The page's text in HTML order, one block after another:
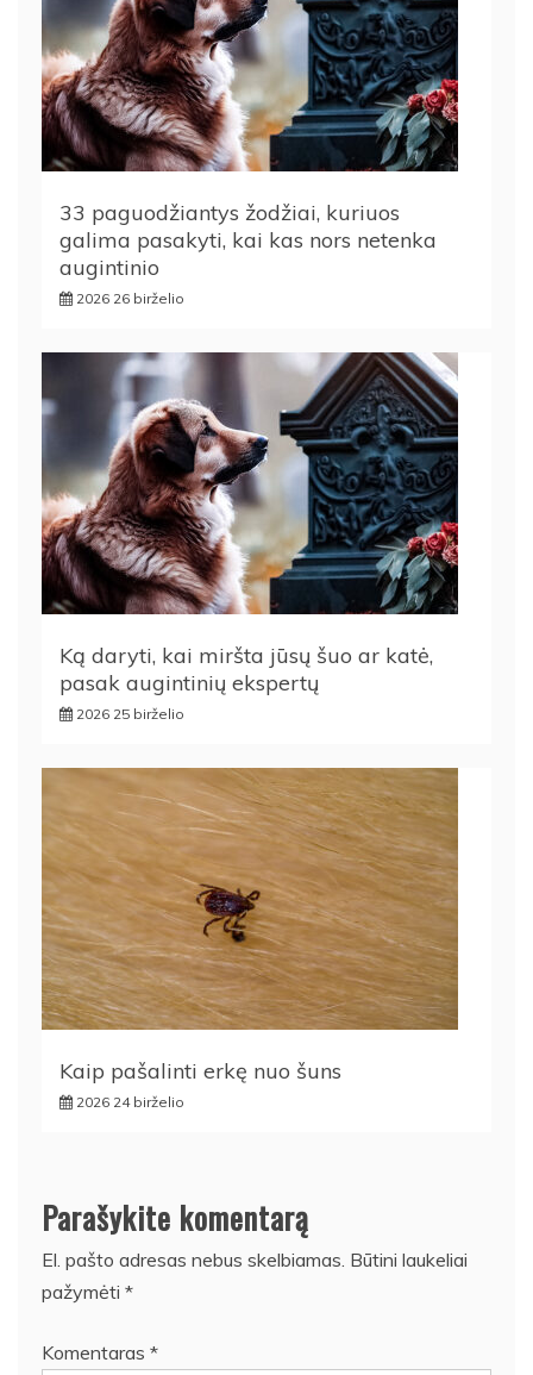
33 paguodžiantys žodžiai, kuriuos
galima pasakyti, kai kas nors netenka
augintinio
2026 26 birželio
Ką daryti, kai miršta jūsų šuo ar katė,
pasak augintinių ekspertų
2026 25 birželio
Kaip pašalinti erkę nuo šuns
2026 24 birželio
Parašykite komentarą
El. pašto adresas nebus skelbiamas. Būtini laukeliai
pažymėti *
Komentaras *